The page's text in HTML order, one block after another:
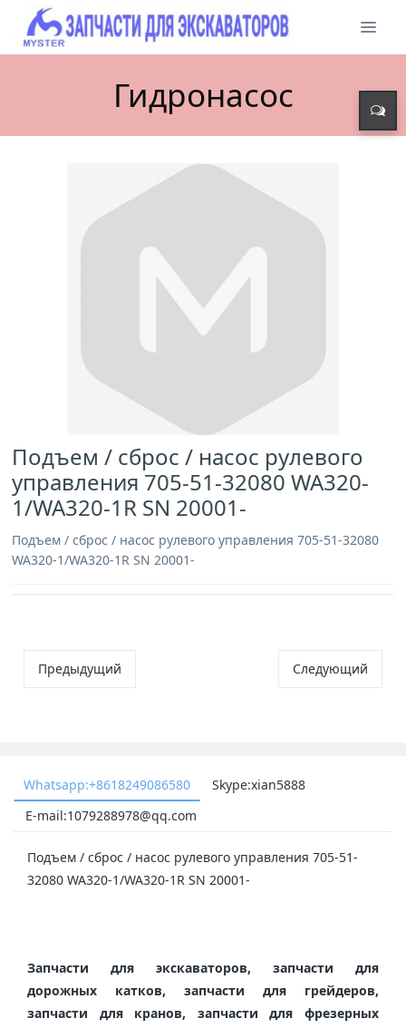
Гидронасос
Подъем / сброс / насос рулевого
управления 705-51-32080 WA320-
1/WA320-1R SN 20001-
Подъем / сброс / насос рулевого управления 705-51-32080
WA320-1/WA320-1R SN 20001-
Предыдущий Следующий
Whatsapp:+8618249086580
Skype:xian5888
E-mail:1079288978@qq.com
Подъем / сброс / насос рулевого управления 705-51-
32080 WA320-1/WA320-1R SN 20001-
Запчасти для экскаваторов, запчасти для
дорожных катков, запчасти для грейдеров,
запчасти для кранов, запчасти для фрезерных